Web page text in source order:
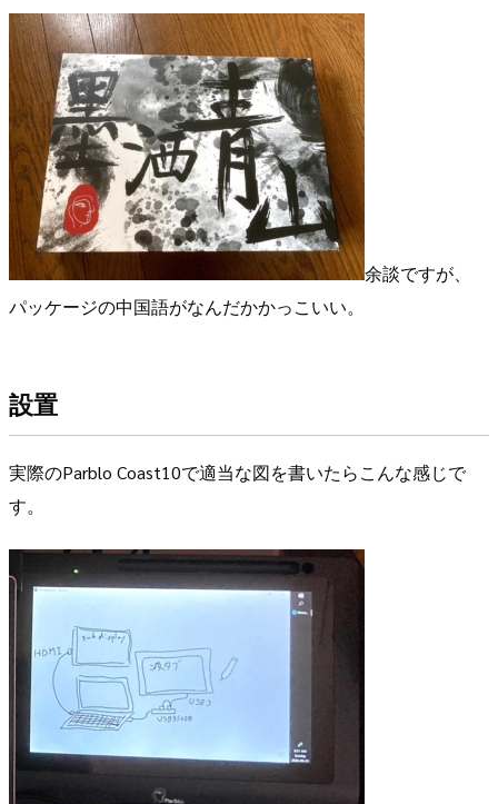
余談ですが、
パッケージの中国語がなんだかかっこいい。
設置
実際のParblo Coast10で適当な図を書いたらこんな感じで
す。